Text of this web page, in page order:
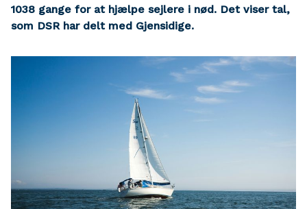
1038 gange for at hjælpe sejlere i nød. Det viser tal,
som DSR har delt med Gjensidige.